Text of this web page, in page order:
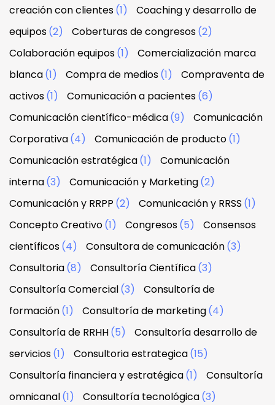
creación con clientes(1)
Coaching y desarrollo de
equipos(2) Coberturas de congresos(2)
Colaboración equipos(1)
Comercialización marca
blanca(1) Compra de medios(1)
Compraventa de
activos(1) Comunicación a pacientes(6)
Comunicación científico-médica(9)
Comunicación
Corporativa(4) Comunicación de producto(1)
Comunicación estratégica(1)
Comunicación
interna(3) Comunicación y Marketing(2)
Comunicación y RRPP (2) Comunicación y RRSS (1)
Concepto Creativo(1) Congresos(5)
Consensos
científicos(4) Consultora de comunicación(3)
Consultoria(8) Consultoría Científica(3)
Consultoría Comercial(3)
Consultoría de
formación(1) Consultoría de marketing(4)
Consultoría de RRHH(5)
Consultoría desarrollo de
servicios(1) Consultoria estrategica(15)
Consultoría financiera y estratégica(1)
Consultoría
omnicanal(1) Consultoría tecnológica(3)